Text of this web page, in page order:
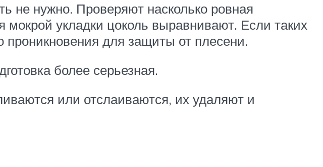
не нужно. Проверяют насколько ровная
укладки цоколь выравнивают. Если таких
проникновения для защиты от плесени.
более серьезная.
или отслаиваются, их удаляют и